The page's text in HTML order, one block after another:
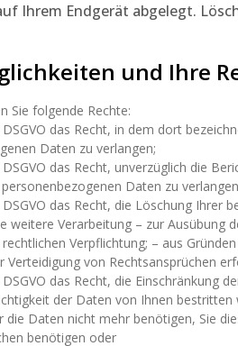
Ihrem Endgerät abgelegt.
und Ihre
Sie folgende Rechte:
das Recht, in dem dort
Daten zu verlangen;
das Recht, unverzüglich die
Daten zu
das Recht, die Löschung Ihrer
weitere Verarbeitung – zur Ausübung
Verpflichtung; – aus
Verteidigung von Rechtsansprüchen
das Recht, die Einschränkung
der Daten von Ihnen
die Daten nicht mehr benötigen, Sie
benötigen oder